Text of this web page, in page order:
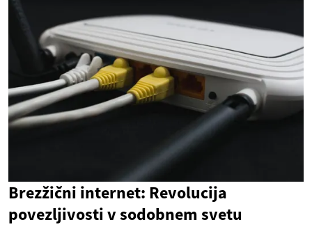
Brezžični internet: Revolucija
povezljivosti v sodobnem svetu